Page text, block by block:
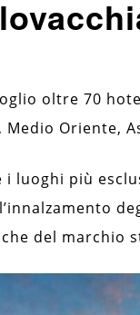
oltre 70
Oriente,
i luoghi più
del marchio